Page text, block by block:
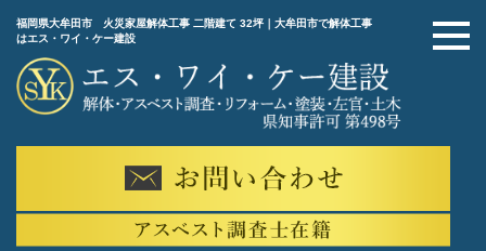
福岡県大牟田市 火災家屋解体工事 二階建て 32坪｜大牟田市で解体工事
はエス・ワイ・ケー建設